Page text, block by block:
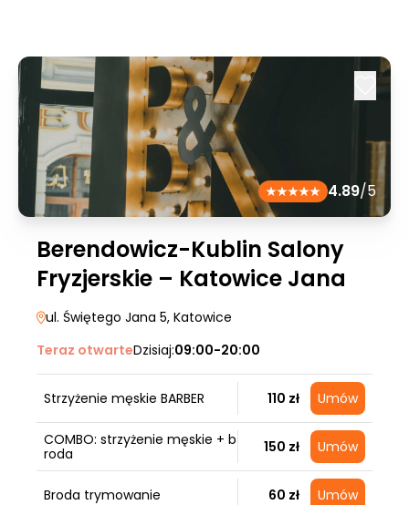
4.89/5
Berendowicz-Kublin Salony
Fryzjerskie – Katowice Jana
ul. Świętego Jana 5, Katowice
Teraz otwarteDzisiaj:09:00-20:00
Strzyżenie męskie BARBER 110 zł Umów
COMBO: strzyżenie męskie + b
roda
150 zł Umów
Broda trymowanie 60 zł Umów